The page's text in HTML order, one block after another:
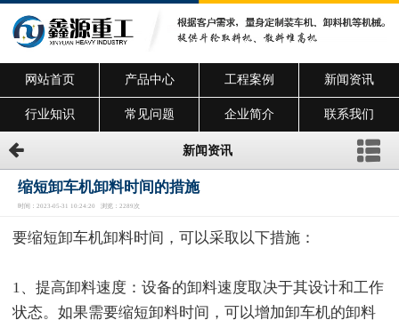
网站首页 产品中心 工程案例 新闻资讯
行业知识 常见问题 企业简介 联系我们
新闻资讯
缩短卸车机卸料时间的措施
时间：2023-05-31 10:24:20 浏览：2289次
要缩短卸车机卸料时间，可以采取以下措施：
1、提高卸料速度：设备的卸料速度取决于其设计和工作
状态。如果需要缩短卸料时间，可以增加卸车机的卸料